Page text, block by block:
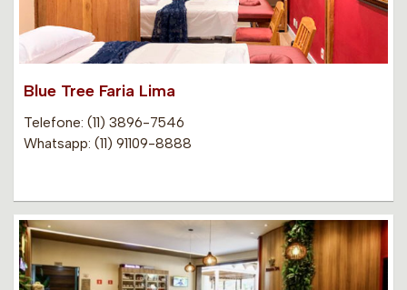
Blue Tree Faria Lima
Telefone: (11) 3896-7546
Whatsapp: (11) 91109-8888